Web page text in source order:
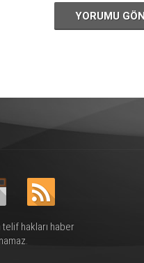
YORUMU
hakları haber